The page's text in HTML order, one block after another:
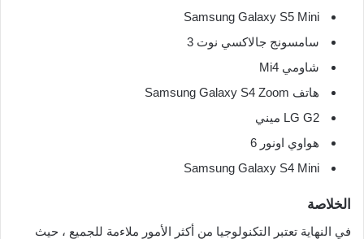
سامسونج جالاكسي نوت 3
شاومي Mi4
هاتف Samsung Galaxy S4 Zoom
هواوي اونور 6
الخلاصة
في النهاية تعتبر التكنولوجيا من أكثر الأمور ملاءمة للجميع ، حيث